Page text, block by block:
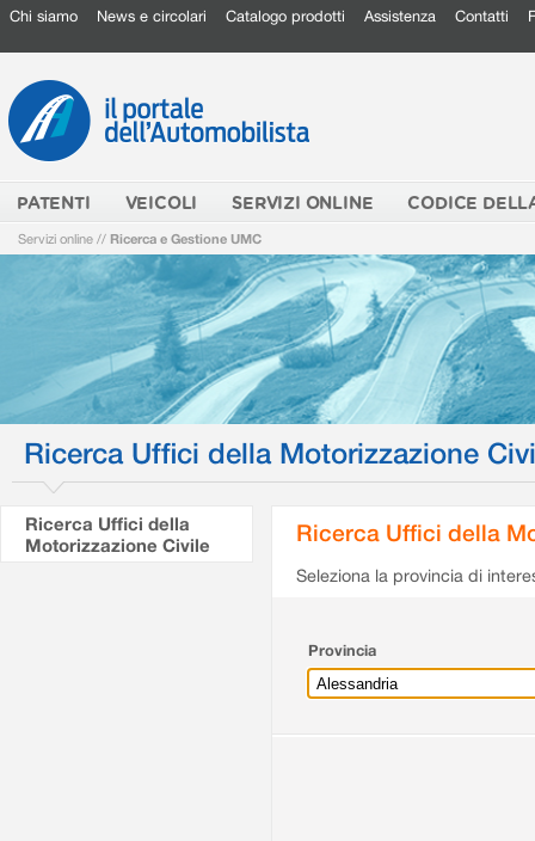
Chi siamo News e circolari Catalogo prodotti Assistenza Contatti
PATENTI VEICOLI SERVIZI ONLINE CODICE
Servizi online // Ricerca e Gestione UMC
Ricerca Uffici della Motorizzazione
Ricerca Uffici della
Motorizzazione Civile
Ricerca Uffici della
Seleziona la provincia di
Provincia